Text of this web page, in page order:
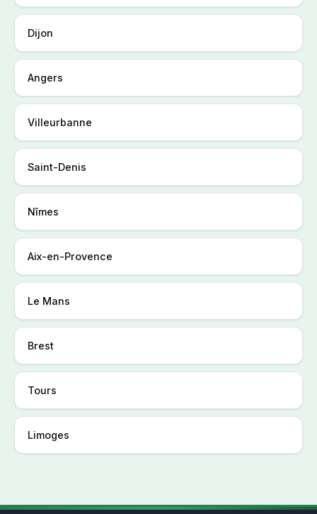
Dijon
Angers
Villeurbanne
Saint-Denis
Nîmes
Aix-en-Provence
Le Mans
Brest
Tours
Limoges